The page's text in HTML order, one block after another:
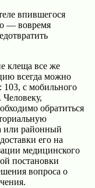
впившегося
— вовремя
клеща все же
всегда можно
103, с мобильного
обратиться
или районный
его на
медицинского
постановки
вопроса о